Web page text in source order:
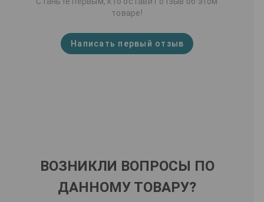
товаре!
Написать первый отзыв
ВОЗНИКЛИ ВОПРОСЫ ПО
ДАННОМУ ТОВАРУ?